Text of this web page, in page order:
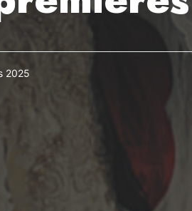
2025